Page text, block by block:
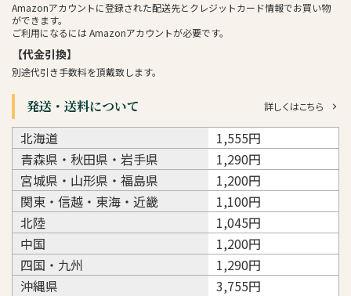
Amazonアカウントに登録された配送先とクレジットカード情報でお買い物
ができます。
ご利用になるには Amazonアカウントが必要です。
【代金引換】
別途代引き手数料を頂戴致します。
発送・送料について 詳しくはこちら
北海道
1,555円
青森県・秋田県・岩手県
1,290円
宮城県・山形県・福島県
1,200円
関東・信越・東海・近畿
1,100円
北陸
1,045円
中国
1,200円
四国・九州
1,290円
沖縄県
3,755円